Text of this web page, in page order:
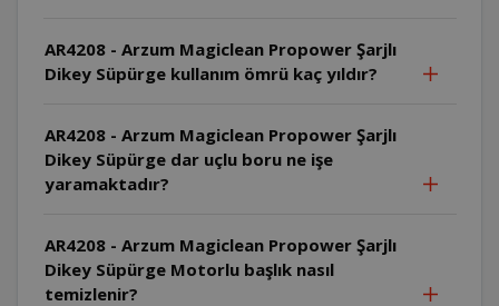
AR4208 - Arzum Magiclean Propower Şarjlı
Dikey Süpürge kullanım ömrü kaç yıldır?
AR4208 - Arzum Magiclean Propower Şarjlı
Dikey Süpürge dar uçlu boru ne işe
yaramaktadır?
AR4208 - Arzum Magiclean Propower Şarjlı
Dikey Süpürge Motorlu başlık nasıl
temizlenir?